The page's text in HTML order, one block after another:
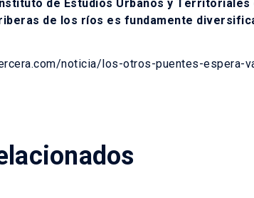
de Estudios Urbanos y Territoriales
de los ríos es fundamente
noticia/los-otros-puentes-espera-